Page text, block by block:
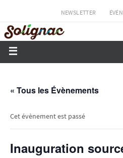
NEWSLETTER
« Tous les Évènements
Cet évènement est passé
Inauguration